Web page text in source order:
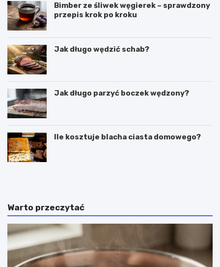
Bimber ze śliwek węgierek – sprawdzony
przepis krok po kroku
Jak długo wędzić schab?
Jak długo parzyć boczek wędzony?
Ile kosztuje blacha ciasta domowego?
C
l
a
r
e
k
P
r
k
i
d
l
Warto przeczytać